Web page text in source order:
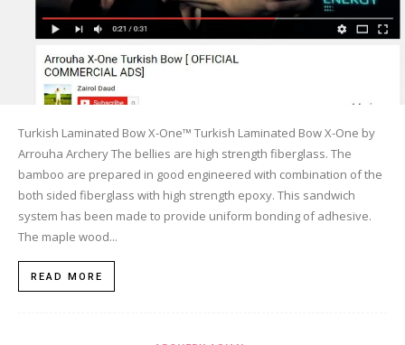
Turkish Laminated Bow X-One™ Turkish Laminated Bow X-One by
Arrouha Archery The bellies are high strength fiberglass. The
bamboo are prepared in good engineered with combination of the
both sided fiberglass with high strength epoxy. This sandwich
system has been made to provide uniform bonding of adhesive.
The maple wood...
READ MORE